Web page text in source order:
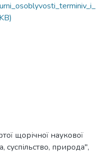
щорічної наукової
природа",